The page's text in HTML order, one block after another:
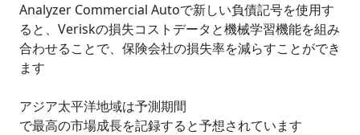
Analyzer Commercial Autoで新しい負債記号を使用す
ると、Veriskの損失コストデータと機械学習機能を組み
合わせることで、保険会社の損失率を減らすことができ
ます
アジア太平洋地域は予測期間
で最高の市場成長を記録すると予想されています